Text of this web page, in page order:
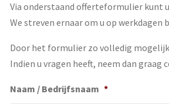
Via onderstaand offerteformulier kunt
We streven ernaar om u op
Door het formulier zo volledig
Indien u vragen heeft, neem dan
Naam / Bedrijfsnaam *